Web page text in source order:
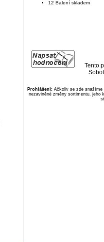
12 Balení skladem
Tento
Prohlášení:Ačkoliv se zde snažíme
nezaviněné změny sortimentu, jeho